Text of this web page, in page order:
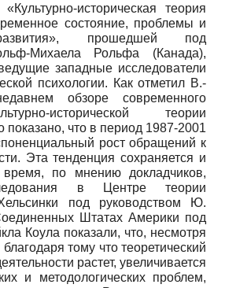
историческая теория
состояние, проблемы и
прошедшей под
Михаела Рольфа (Канада),
западные исследователи
психологии. Как отметил В.-
обзоре современного
исторической теории
показано, что в период 1987-2001
рост обращений к
Эта тенденция сохраняется и
по мнению докладчиков,
в Центре теории
под руководством Ю.
Штатах Америки под
Коула показали, что, несмотря
тому что теоретический
растет, увеличивается
и методологических проблем,